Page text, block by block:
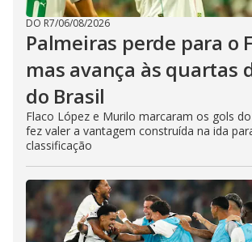
DO R7/06/08/2026
Palmeiras perde para o
mas avança às quartas
do Brasil
Flaco López e Murilo marcaram os gols
fez valer a vantagem construída na ida
classificação